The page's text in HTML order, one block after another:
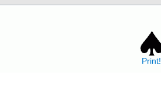
Print!